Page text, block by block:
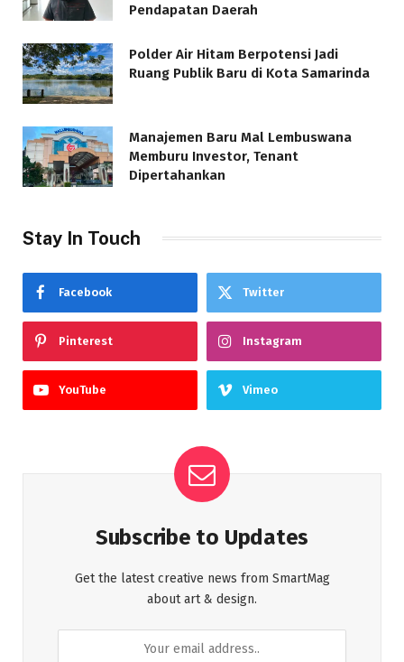
Pendapatan Daerah
Polder Air Hitam Berpotensi Jadi
Ruang Publik Baru di Kota Samarinda
Manajemen Baru Mal Lembuswana
Memburu Investor, Tenant
Dipertahankan
Stay In Touch
Facebook Twitter
Pinterest Instagram
YouTube Vimeo
Subscribe to Updates
Get the latest creative news from SmartMag
about art & design.